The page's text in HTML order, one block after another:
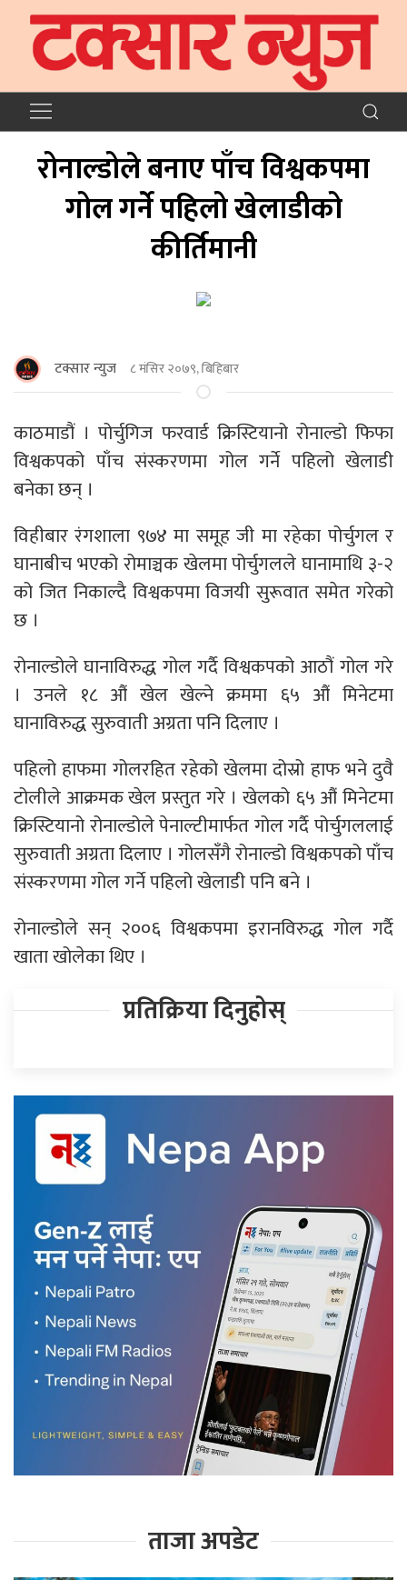
रोनाल्डोले बनाए पाँच विश्वकपमा
गोल गर्ने पहिलो खेलाडीको
कीर्तिमानी
टक्सार न्युज ८ मंसिर २०७९, बिहिबार
काठमाडौं । पोर्चुगिज फरवार्ड क्रिस्टियानो रोनाल्डो फिफा
विश्वकपको पाँच संस्करणमा गोल गर्ने पहिलो खेलाडी
बनेका छन् ।
विहीबार रंगशाला ९७४ मा समूह जी मा रहेका पोर्चुगल र
घानाबीच भएको रोमाञ्चक खेलमा पोर्चुगलले घानामाथि ३-२
को जित निकाल्दै विश्वकपमा विजयी सुरूवात समेत गरेको
छ ।
रोनाल्डोले घानाविरुद्ध गोल गर्दै विश्वकपको आठौं गोल गरे
। उनले १८ औं खेल खेल्ने क्रममा ६५ औं मिनेटमा
घानाविरुद्ध सुरुवाती अग्रता पनि दिलाए ।
पहिलो हाफमा गोलरहित रहेको खेलमा दोस्रो हाफ भने दुवै
टोलीले आक्रमक खेल प्रस्तुत गरे । खेलको ६५ औं मिनेटमा
क्रिस्टियानो रोनाल्डोले पेनाल्टीमार्फत गोल गर्दै पोर्चुगललाई
सुरुवाती अग्रता दिलाए । गोलसँगै रोनाल्डो विश्वकपको पाँच
संस्करणमा गोल गर्ने पहिलो खेलाडी पनि बने ।
रोनाल्डोले सन् २००६ विश्वकपमा इरानविरुद्ध गोल गर्दै
खाता खोलेका थिए ।
प्रतिक्रिया दिनुहोस्
ताजा अपडेट